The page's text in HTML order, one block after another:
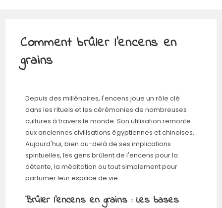
Comment brûler l’encens en
grains
Depuis des millénaires, l'encens joue un rôle clé
dans les rituels et les cérémonies de nombreuses
cultures à travers le monde. Son utilisation remonte
aux anciennes civilisations égyptiennes et chinoises.
Aujourd'hui, bien au-delà de ses implications
spirituelles, les gens brûlent de l'encens pour la
détente, la méditation ou tout simplement pour
parfumer leur espace de vie.
Brûler l'encens en grains : Les bases